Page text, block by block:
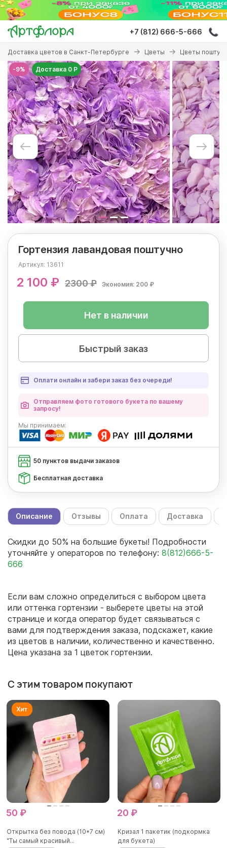
Перейти
основному
содержанию
+7 (812) 666-5-666
Вы
здесь
Доставка цветов в Санкт-Петербурге Цветы Цветы
-9% Доставка 0 Р
Гортензия лавандовая поштучно
Артикул: 13611
2 100 ₽ 2300 ₽ Экономия: 200 ₽
Нет в наличии
Быстрый заказ
Оплати онлайн и забери заказ без очереди!
Отправляем фото готового букета по вашему
запросу!
Мы принимаем:
50 пунктов выдачи заказов
Бесплатная доставка
Описание Отзывы Оплата Доставка
Скидки до 50% на большие букеты! Подробности
уточняйте у операторов по телефону: 8(812)666-5-
666
Если вам сложно определиться с выбором цвета
или оттенка гортензии - выберете цветы на этой
странице и когда оператор будет связываться с
вами для подтверждения заказа, подскажет, какие
из цветов в наличии, количественно и качественно.
Цена указана за 1 цветок гортензии.
С этим товаром покупают
50 ₽
Открытка без повода (10*7 см)
"Ты самый красивый...
20 ₽
Кризал 1 пакетик (подкормка
для букета)